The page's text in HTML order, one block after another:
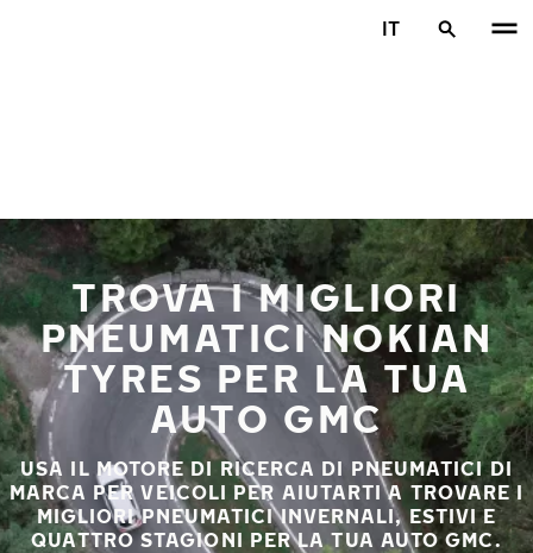
IT
TROVA I MIGLIORI
PNEUMATICI NOKIAN
TYRES PER LA TUA
AUTO GMC
USA IL MOTORE DI RICERCA DI PNEUMATICI DI
MARCA PER VEICOLI PER AIUTARTI A TROVARE I
MIGLIORI PNEUMATICI INVERNALI, ESTIVI E
QUATTRO STAGIONI PER LA TUA AUTO GMC.